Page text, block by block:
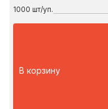
1000 шт/уп.
В корзину